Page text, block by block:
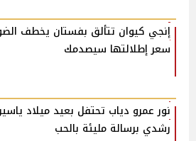
إنجي كيوان تتألق بفستان يخطف
سعر إطلالتها سيصدمك
نور عمرو دياب تحتفل بعيد ميلاد
رشدي برسالة مليئة بالحب